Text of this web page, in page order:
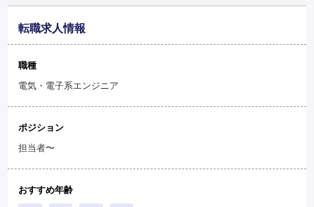
転職求人情報
職種
電気・電子系エンジニア
ポジション
担当者〜
おすすめ年齢